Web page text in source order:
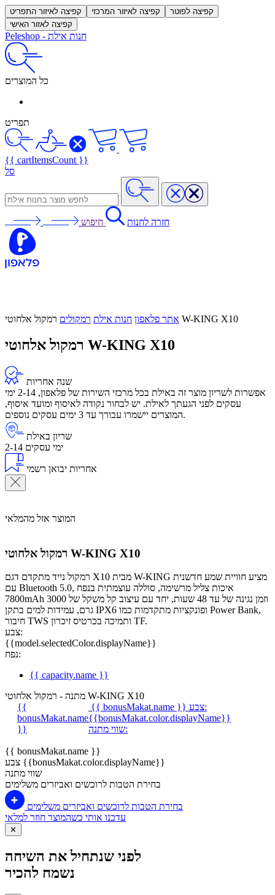
קפיצה לאיזור התפריט קפיצה לאיזור המרכזי
קפיצה לפוטר
קפיצה לאזור האישי
Peleshop - חנות אילת
כל המוצרים
תפריט
{{ cartItemsCount }}
סל
חזרה לחנות חיפוש
אתר פלאפון חנות אילת רמקולים רמקול אלחוטי W-KING X10
רמקול אלחוטי W-KING X10
שנה אחריות
אפשרות לשריון מוצר זה באילת בכל מרכזי השירות של פלאפון, 2-14 ימי
עסקים לפני הגעתך לאילת. יש לבחור נקודה לאיסוף ומועד איסוף,
המוצרים יישמרו עבורך עד 3 ימים עסקים נוספים.
שריון באילת
2-14 ימי עסקים
אחריות יבואן רשמי
המוצר אזל מהמלאי
רמקול אלחוטי W-KING X10
רמקול נייד מתקדם דגם X10 מבית W-KING מציע חוויית שמע חדשנית
עם Bluetooth 5.0, איכות צליל מרשימה, סוללה עוצמתית בנפח
7800mAh וזמן נגינה של עד 48 שעות, יחד עם עיצוב קל משקל של 3000
גרם, עמידות למים בתקן IPX6 ופונקציות מתקדמות כמו Power Bank,
חיבור TWS ותמיכה בכרטיס זיכרון TF.
צבע:
{{model.selectedColor.displayName}}
נפח:
{{ capacity.name }}
מתנה - רמקול אלחוטי W-KING X10
{{
bonusMakat.name
}}
{{ bonusMakat.name }}
צבע:
{{bonusMakat.color.displayName}}
שווי מתנה:
{{ bonusMakat.name }}
צבע {{bonusMakat.color.displayName}}
שווי מתנה
בחירת הטבות לרוכשים ואביזרים משלימים
בחירת הטבות לרוכשים ואביזרים משלימים
עדכנו אותי כשהמוצר חוזר למלאי
✕
לפני שנתחיל את השיחה
נשמח להכיר